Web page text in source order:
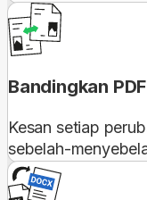
Bandingkan PDF
Kesan setiap
sebelah-